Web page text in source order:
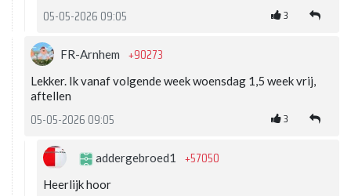
05-05-2026 09:05 3
FR-Arnhem +90273
Lekker. Ik vanaf volgende week woensdag 1,5 week vrij,
aftellen
05-05-2026 09:05 3
addergebroed1 +57050
Heerlijk hoor